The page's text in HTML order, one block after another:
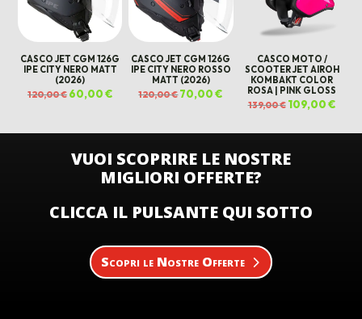
CASCO JET CGM 126G
IPE CITY NERO MATT
(2026)
120,00€ Il
prezzo
60,00€Il
prezzo
CASCO JET CGM 126G
IPE CITY NERO ROSSO
MATT (2026)
120,00€Il
prezzo
70,00€
prezzo
attuale
CASCO MOTO /
SCOOTER JET AIROH
KOMBAKT COLOR
ROSA | PINK GLOSS
139,00€ Il
prezzo
139,00 €.
109,00€Il
VUOI SCOPRIRE LE NOSTRE
MIGLIORI OFFERTE?
CLICCA IL PULSANTE QUI SOTTO
Scopri le Nostre Offerte